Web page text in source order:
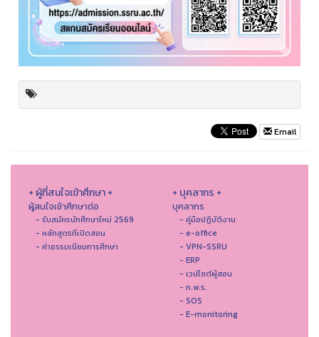
Email
+ ผู้ที่สนใจเข้าศึกษา +
ผู้สนใจเข้าศึกษาต่อ
- รับสมัครนักศึกษาใหม่ 2569
- หลักสูตรที่เปิดสอน
- ค่าธรรมเนียมการศึกษา
+ บุคลากร +
บุคลากร
- คู่มือปฏิบัติงาน
- e-office
- VPN-SSRU
- ERP
- เวปไซต์ผู้สอน
- ก.พ.ร.
- SOS
- E-monitoring